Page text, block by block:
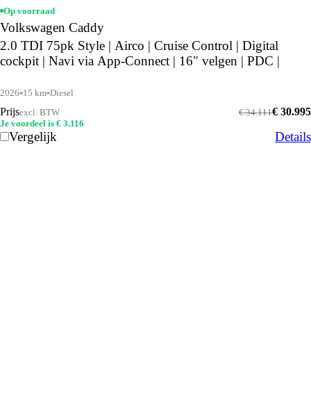
Op voorraad
Volkswagen Caddy
2.0 TDI 75pk Style | Airco | Cruise Control | Digital
cockpit | Navi via App-Connect | 16" velgen | PDC |
2026 15 km Diesel
Prijsexcl. BTW € 30.995
€ 34.111
Je voordeel is € 3.116
Vergelijk Details